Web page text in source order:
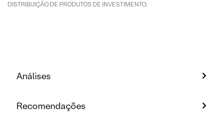
DISTRIBUIÇÃO DE PRODUTOS DE INVESTIMENTO.
Análises
Recomendações